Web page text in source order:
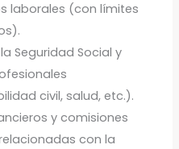
laborales (con límites
Seguridad Social y
civil, salud, etc.).
y comisiones
con la